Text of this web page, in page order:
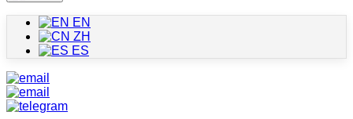
EN
ZH
ES